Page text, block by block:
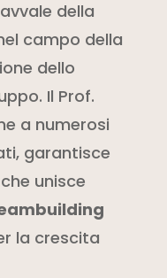
della
campo della
dello
Il Prof.
a numerosi
garantisce
unisce
la crescita